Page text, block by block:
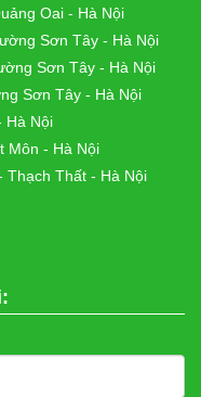
Oai - Hà Nội
Sơn Tây - Hà Nội
Sơn Tây - Hà Nội
Sơn Tây - Hà Nội
Hà Nội
Môn - Hà Nội
Thạch Thất - Hà Nội